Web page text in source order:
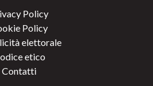
Policy
Policy
elettorale
etico
Contatti